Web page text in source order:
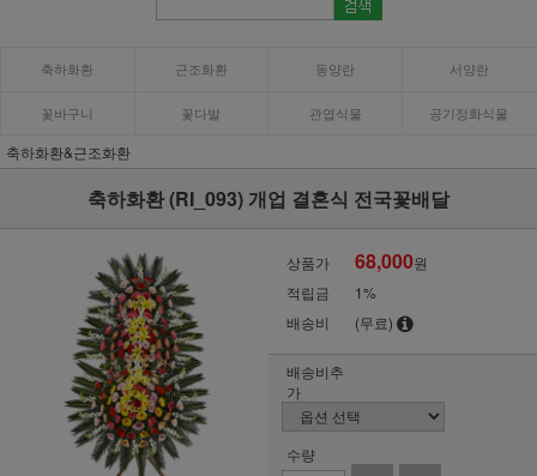
축하화환 근조화환 동양란 서양란
꽃바구니 꽃다발 관엽식물 공기정화식물
축하화환&근조화환
축하화환 (RI_093) 개업 결혼식 전국꽃배달
상품가 68,000원
적립금
1%
배송비
(무료)
배송비추
가
수량